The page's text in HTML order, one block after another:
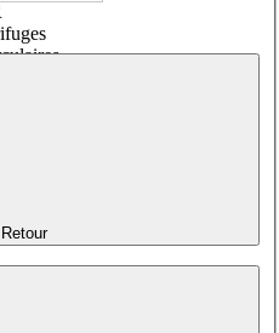
et ventilation de parking
Retour